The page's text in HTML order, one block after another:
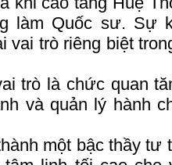
làm Quốc sư. Sự
vai trò riêng biệt
trò là chức quan
và quản lý hành
một bậc thầy tư